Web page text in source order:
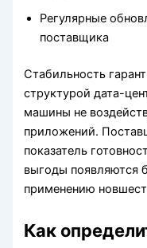
Регулярные
поставщика
Стабильность
структурой дата-
машины не
приложений.
показатель
выгоды появляются
применению
Как